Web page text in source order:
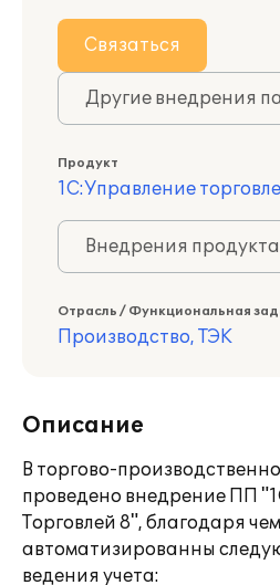
Связаться
Другие внедрения
Продукт
1С:Управление
Внедрения
Отрасль / Функциональная
Производство, ТЭК
Описание
В торгово-
проведено внедрение ПП
Торговлей 8", благодаря
автоматизированны
ведения учета: